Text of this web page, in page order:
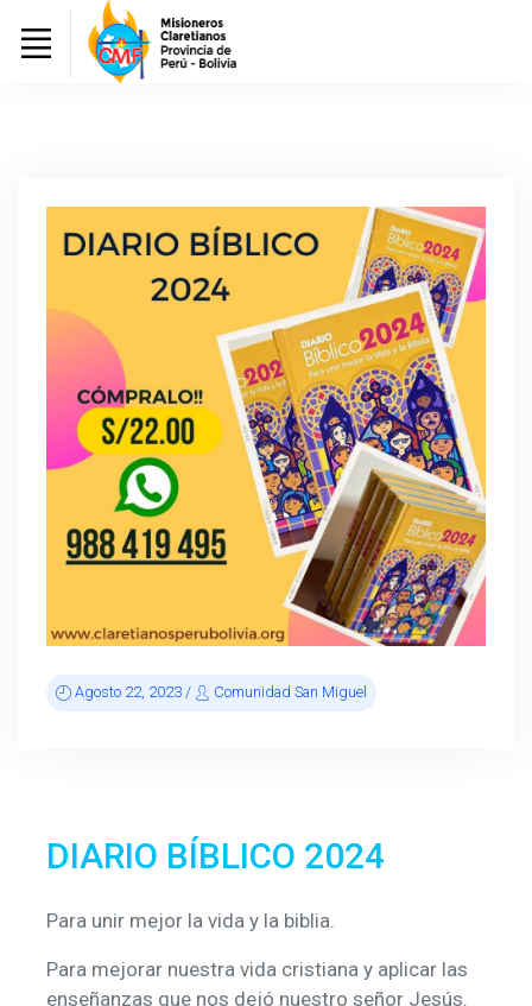
DIARIO BÍBLICO 2024
Para unir mejor la vida y la biblia.
Para mejorar nuestra vida cristiana y aplicar las
enseñanzas que nos dejó nuestro señor Jesús.
Agosto 22, 2023 / Comunidad San Miguel